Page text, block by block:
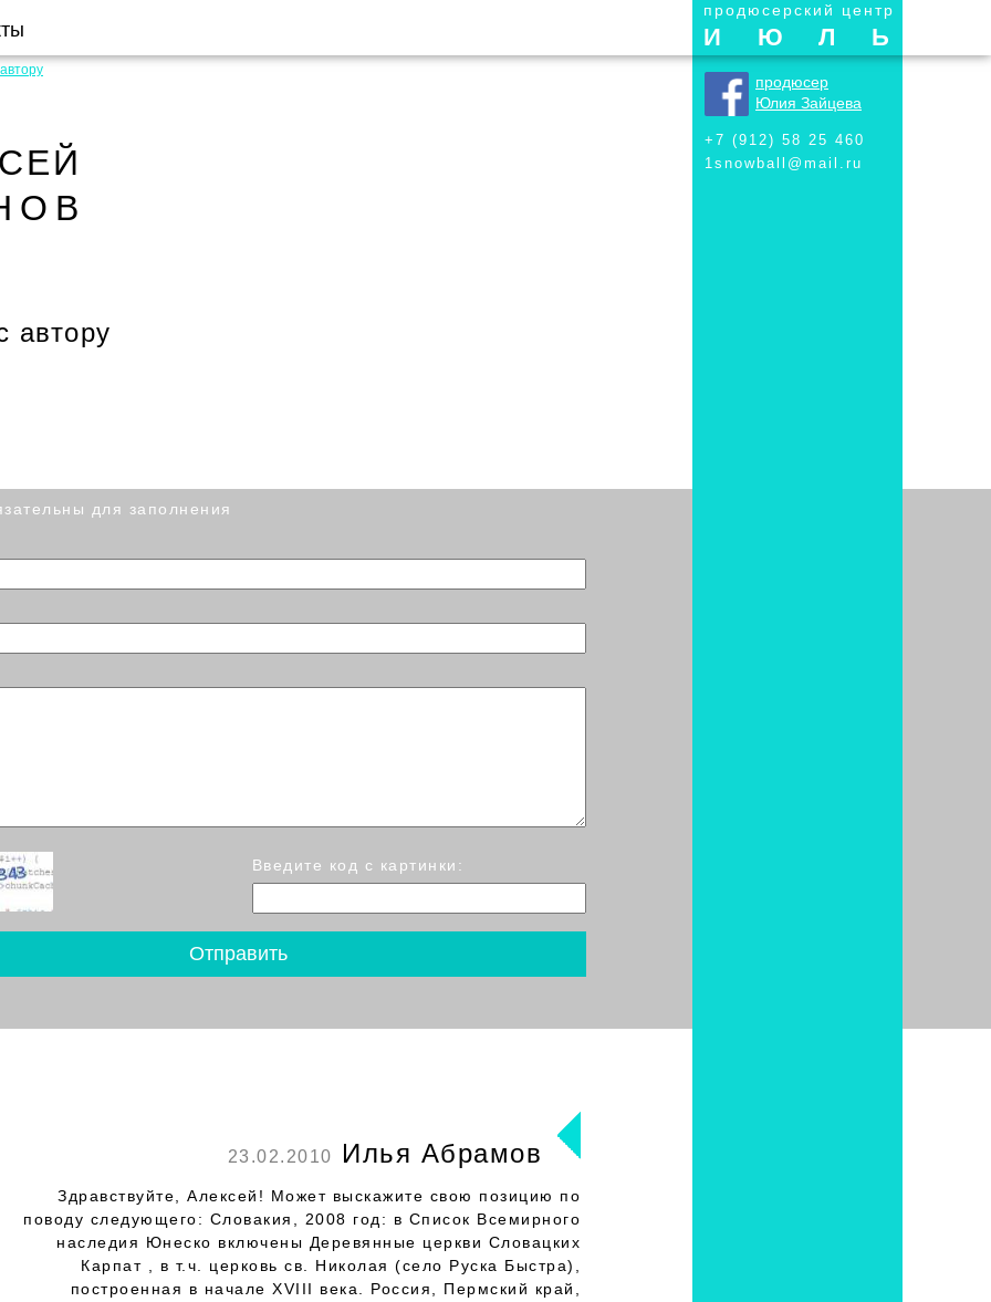
продюсерский центр
ИЮЛЬ
автору
продюсер
Юлия Зайцева
+7 (912) 58 25 460
1snowball@mail.ru
для заполнения
Введите код с картинки:
23.02.2010 Илья Абрамов
Здравствуйте, Алексей! Может выскажите свою позицию по
поводу следующего: Словакия, 2008 год: в Список Всемирного
наследия Юнеско включены Деревянные церкви Словацких
Карпат , в т.ч. церковь св. Николая (село Руска Быстра),
построенная в начале XVIII века. Россия, Пермский край,